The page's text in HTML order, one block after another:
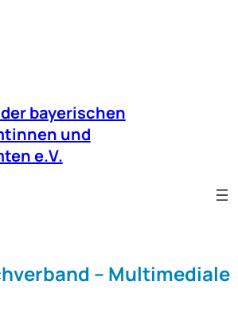
bayerischen
und
e.V.
– Multimediale